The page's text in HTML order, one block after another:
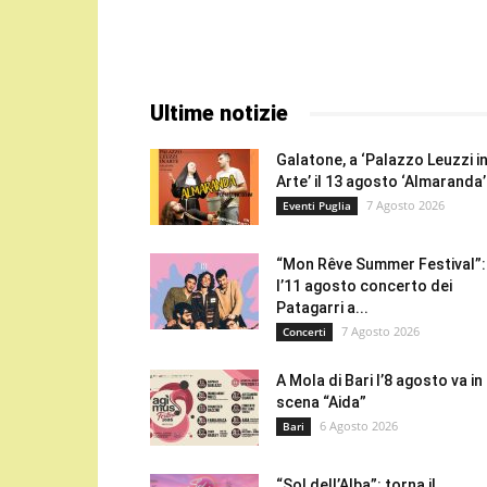
Ultime notizie
Galatone, a ‘Palazzo Leuzzi in
Arte’ il 13 agosto
Eventi Puglia 7 Agosto 2026
“Mon Rêve Summer Festival”:
l’11 agosto concerto dei
Patagarri a...
Concerti 7 Agosto 2026
A Mola di Bari l’8 agosto va in
scena “Aida”
Bari 6 Agosto 2026